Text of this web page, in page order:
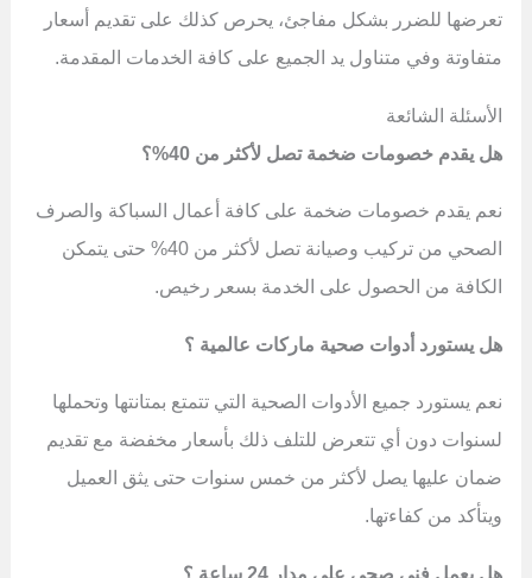
تعرضها للضرر بشكل مفاجئ، يحرص كذلك على تقديم أسعار
متفاوتة وفي متناول يد الجميع على كافة الخدمات المقدمة.
الأسئلة الشائعة
هل يقدم خصومات ضخمة تصل لأكثر من 40%؟
نعم يقدم خصومات ضخمة على كافة أعمال السباكة والصرف
الصحي من تركيب وصيانة تصل لأكثر من 40% حتى يتمكن
الكافة من الحصول على الخدمة بسعر رخيص.
هل يستورد أدوات صحية ماركات عالمية ؟
نعم يستورد جميع الأدوات الصحية التي تتمتع بمتانتها وتحملها
لسنوات دون أي تتعرض للتلف ذلك بأسعار مخفضة مع تقديم
ضمان عليها يصل لأكثر من خمس سنوات حتى يثق العميل
ويتأكد من كفاءتها.
هل يعمل فني صحي على مدار 24 ساعة ؟